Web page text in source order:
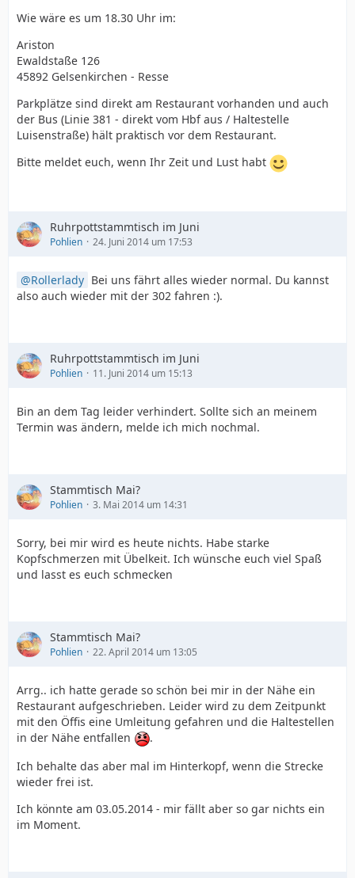
Wie wäre es um 18.30 Uhr im:
Ariston
Ewaldstaße 126
45892 Gelsenkirchen - Resse
Parkplätze sind direkt am Restaurant vorhanden und auch
der Bus (Linie 381 - direkt vom Hbf aus / Haltestelle
Luisenstraße) hält praktisch vor dem Restaurant.
Bitte meldet euch, wenn Ihr Zeit und Lust habt
Ruhrpottstammtisch im Juni
Pohlien 24. Juni 2014 um 17:53
Rollerlady Bei uns fährt alles wieder normal. Du kannst
also auch wieder mit der 302 fahren :).
Ruhrpottstammtisch im Juni
Pohlien 11. Juni 2014 um 15:13
Bin an dem Tag leider verhindert. Sollte sich an meinem
Termin was ändern, melde ich mich nochmal.
Stammtisch Mai?
Pohlien 3. Mai 2014 um 14:31
Sorry, bei mir wird es heute nichts. Habe starke
Kopfschmerzen mit Übelkeit. Ich wünsche euch viel Spaß
und lasst es euch schmecken
Stammtisch Mai?
Pohlien 22. April 2014 um 13:05
Arrg.. ich hatte gerade so schön bei mir in der Nähe ein
Restaurant aufgeschrieben. Leider wird zu dem Zeitpunkt
mit den Öffis eine Umleitung gefahren und die Haltestellen
in der Nähe entfallen
.
Ich behalte das aber mal im Hinterkopf, wenn die Strecke
wieder frei ist.
Ich könnte am 03.05.2014 - mir fällt aber so gar nichts ein
im Moment.